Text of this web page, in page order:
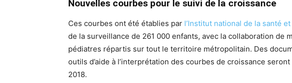
Nouvelles courbes pour le suivi de la croissance
Ces courbes ont été établies par l’Institut national de la santé
de la surveillance de 261 000 enfants, avec la collaboration de
pédiatres répartis sur tout le territoire métropolitain. Des
outils d’aide à l’interprétation des courbes de croissance
2018.